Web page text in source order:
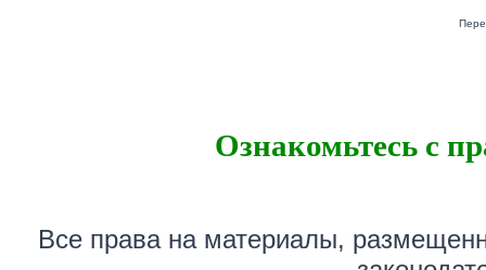
Ознакомьтесь с
Все права на материалы,